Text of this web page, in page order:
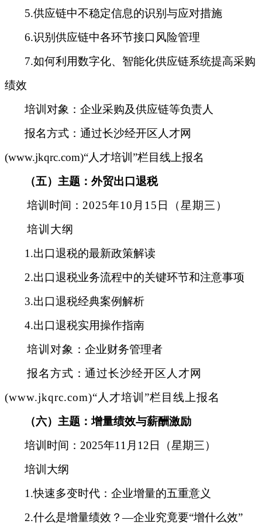
5.供应链中不稳定信息的识别与应对措施
6.识别供应链中各环节接口风险管理
7.如何利用数字化、智能化供应链系统提高采购
绩效
培训对象：企业采购及供应链等负责人
报名方式： 通过长沙经开区人才网
(www.jkqrc.com)“人才培训”栏目线上报名
（五） 主题： 外贸出口退税
培训时间 ： 2025年10月15日（星期三）
培训大纲
1.出口退税的最新政策解读
2.出口退税业务流程中的关键环节和注意事项
3.出口退税经典案例解析
4.出口退税实用操作指南
培训对象 ： 企业财务管理者
报名方式 ： 通过长沙经开区人才网
(www.jkqrc.com)“人才培训”栏目线上报名
（六） 主题：增量绩效与薪酬激励
培训时间 ： 2025年11月12日（星期三）
培训大纲
1.快速多变时代：企业增量的五重意义
2.什么是增量绩效？—企业究竟要“增什么效”